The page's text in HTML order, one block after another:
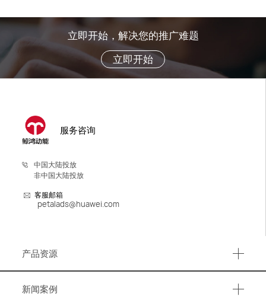
立即开始，解决您的推广难题
立即开始
服务咨询
中国大陆投放
非中国大陆投放
客服邮箱
petalads@huawei.com
产品资源
新闻案例